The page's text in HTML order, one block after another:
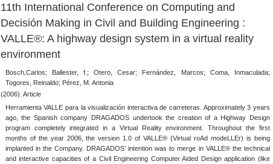
11th International Conference on Computing and
Decisión Making in Civil and Building Engineering :
VALLE®: A highway design system in a virtual reality
environment
Bosch,Carlos; Ballester, f.; Otero, Cesar; Fernández, Marcos; Coma, Inmaculada;
Togores, Reinaldo; Pérez, M. Antonia
(2006). Article
Herramienta VALLE para la visualización interactiva de carreteras. Approximately 3 years
ago, the Spanish company DRAGADOS undertook the creation of a Highway Design
program completely integrated in a Virtual Reality environment. Throughout the first
months of the year 2006, the version 1.0 of VALLE® (Virtual roAd modeLLEr) is being
implanted in the Company. DRAGADOS’ intention was to merge in VALLE® the technical
and interactive capacities of a Civil Engineering Computer Aided Design application (like